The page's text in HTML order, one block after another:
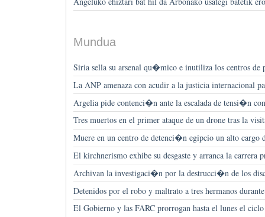
Mundua
Siria sella su arsenal qu�mico e inutiliza los centros
La ANP amenaza con acudir a la justicia internacional
Argelia pide contenci�n ante la escalada de tensi�n
Tres muertos en el primer ataque de un drone tras la
Muere en un centro de detenci�n egipcio un alto cargo
El kirchnerismo exhibe su desgaste y arranca la carrera
Archivan la investigaci�n por la destrucci�n de los
Detenidos por el robo y maltrato a tres hermanos
El Gobierno y las FARC prorrogan hasta el lunes el ciclo